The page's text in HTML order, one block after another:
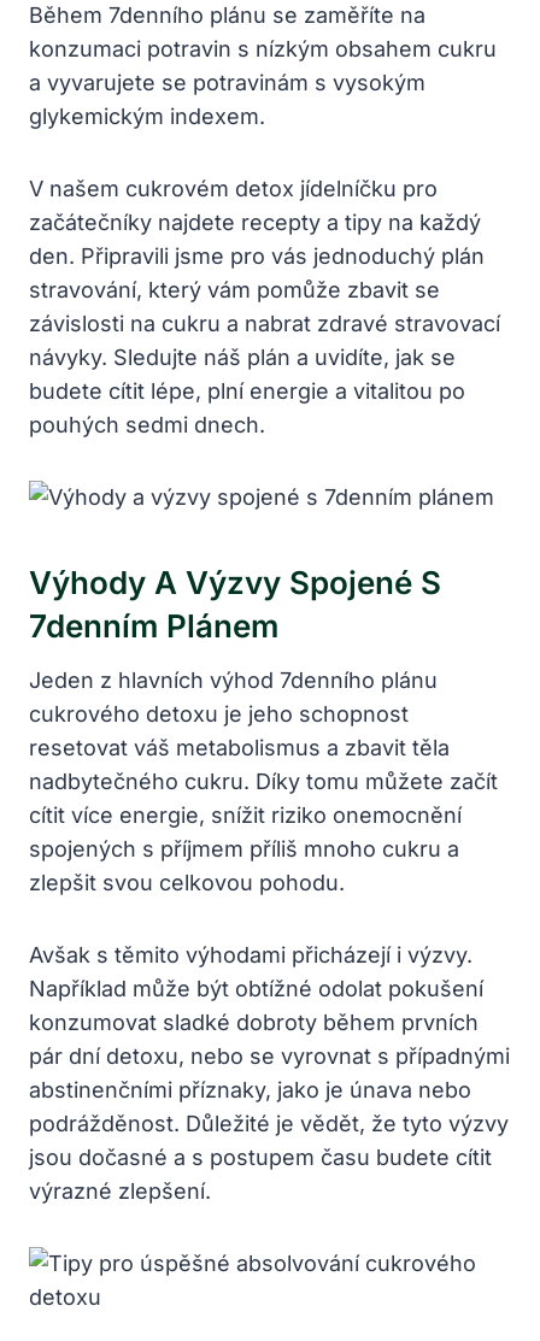
Během 7denního plánu se zaměříte na
konzumaci potravin s nízkým obsahem cukru
a vyvarujete se potravinám s vysokým
glykemickým indexem.
V našem cukrovém detox jídelníčku pro
začátečníky najdete recepty a tipy na každý
den. Připravili jsme pro vás jednoduchý plán
stravování, který vám pomůže zbavit se
závislosti na cukru a nabrat zdravé stravovací
návyky. Sledujte náš plán a uvidíte, jak se
budete cítit lépe, plní energie a vitalitou po
pouhých sedmi dnech.
Výhody A Výzvy Spojené S
7denním Plánem
Jeden z hlavních výhod 7denního plánu
cukrového detoxu je jeho schopnost
resetovat váš metabolismus a zbavit těla
nadbytečného cukru. Díky tomu můžete začít
cítit více energie, snížit riziko onemocnění
spojených s příjmem příliš mnoho cukru a
zlepšit svou celkovou pohodu.
Avšak s těmito výhodami přicházejí i výzvy.
Například může být obtížné odolat pokušení
konzumovat sladké dobroty během prvních
pár dní detoxu, nebo se vyrovnat s případnými
abstinenčními příznaky, jako je únava nebo
podrážděnost. Důležité je vědět, že tyto výzvy
jsou dočasné a s postupem času budete cítit
výrazné zlepšení.